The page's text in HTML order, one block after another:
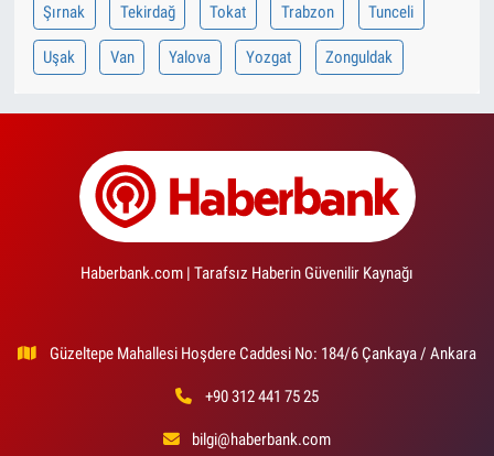
Şırnak Tekirdağ Tokat Trabzon Tunceli
Uşak Van Yalova Yozgat Zonguldak
Haberbank.com | Tarafsız Haberin Güvenilir Kaynağı
Güzeltepe Mahallesi Hoşdere Caddesi No: 184/6 Çankaya / Ankara
+90 312 441 75 25
bilgi@haberbank.com